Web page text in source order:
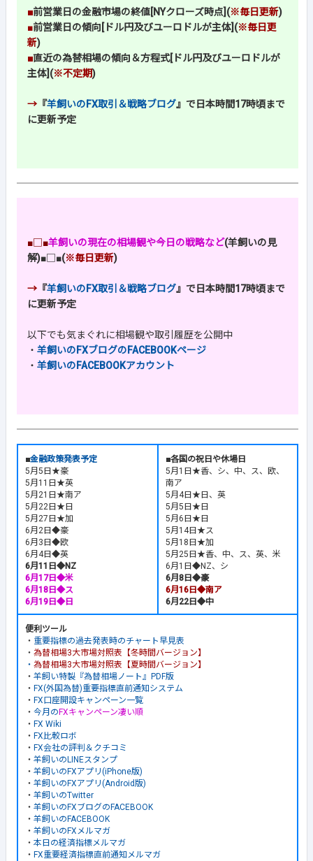
■前営業日の金融市場の終値[NYクローズ時点](※毎日更新)
■前営業日の傾向[ドル円及びユーロドルが主体](※毎日更
新)
■直近の為替相場の傾向＆方程式[ドル円及びユーロドルが
主体](※不定期)
→ 『羊飼いのFX取引＆戦略ブログ』で日本時間17時頃まで
に更新予定
■□■羊飼いの現在の相場観や今日の戦略など(羊飼いの見
解)■□■(※毎日更新)
→ 『羊飼いのFX取引＆戦略ブログ』で日本時間17時頃まで
に更新予定
以下でも気まぐれに相場観や取引履歴を公開中
・ 羊飼いのFXブログのFACEBOOKページ
・ 羊飼いのFACEBOOKアカウント
■金融政策発表予定
5月5日★豪
5月11日★英
5月21日★南ア
5月22日★日
5月27日★加
6月2日◆豪
6月3日◆欧
6月4日◆英
6月11日◆NZ
6月17日◆米
6月18日◆ス
6月19日◆日
■各国の祝日や休場日
5月1日★香、シ、中、ス、欧、
南ア
5月4日★日、英
5月5日★日
5月6日★日
5月14日★ス
5月18日★加
5月25日★香、中、ス、英、米
6月1日◆NZ、シ
6月8日◆豪
6月16日◆南ア
6月22日◆中
便利ツール
・ 重要指標の過去発表時のチャート早見表
・ 為替相場3大市場対照表【冬時間バージョン】
・ 為替相場3大市場対照表【夏時間バージョン】
・ 羊飼い特製『為替相場ノート』PDF版
・ FX(外国為替)重要指標直前通知システム
・ FX口座開設キャンペーン一覧
・ 今月の FXキャンペーン凄い順
・ FX Wiki
・ FX比較ロボ
・ FX会社の評判＆クチコミ
・ 羊飼いのLINEスタンプ
・ 羊飼いのFXアプリ(iPhone版)
・ 羊飼いのFXアプリ(Android版)
・ 羊飼いのTwitter
・ 羊飼いのFXブログのFACEBOOK
・ 羊飼いのFACEBOOK
・ 羊飼いのFXメルマガ
・ 本日の経済指標メルマガ
・ FX重要経済指標直前通知メルマガ